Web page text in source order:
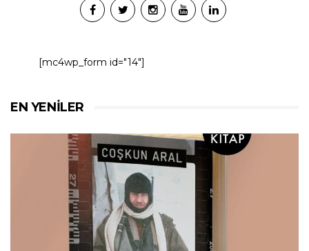
[mc4wp_form id="14"]
EN YENILER